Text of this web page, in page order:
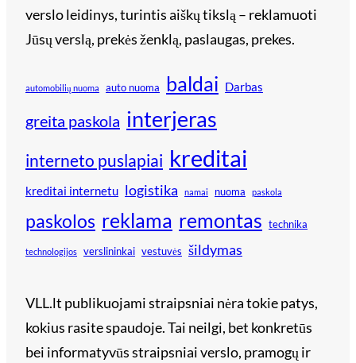
verslo leidinys, turintis aiškų tikslą – reklamuoti
Jūsų verslą, prekės ženklą, paslaugas, prekes.
automobilių nuoma auto nuoma baldai Darbas
greita paskola interjeras
interneto puslapiai kreditai
kreditai internetu logistika namai nuoma paskola
paskolos reklama remontas technika
technologijos verslininkai vestuvės šildymas
VLL.lt publikuojami straipsniai nėra tokie patys,
kokius rasite spaudoje. Tai neilgi, bet konkretūs
bei informatyvūs straipsniai verslo, pramogų ir